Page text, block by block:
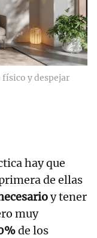
y despejar
hay que
de ellas
y tener
muy
de los